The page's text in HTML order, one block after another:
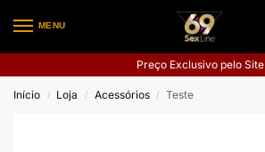
MENU
Preço Exclusivo pelo Site
Início / Loja / Acessórios / Teste